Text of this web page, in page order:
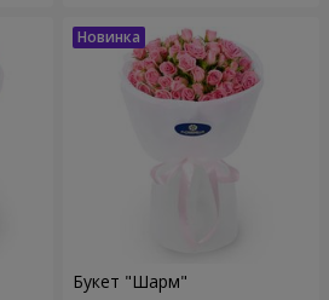
Букет "Шарм"